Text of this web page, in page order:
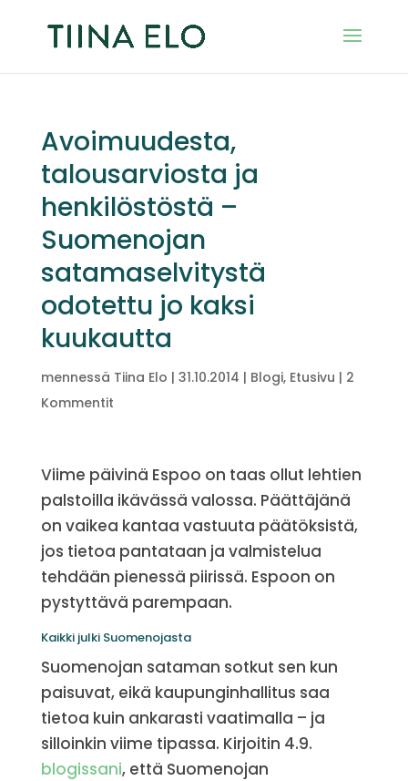
Avoimuudesta,
talousarviosta ja
henkilöstöstä –
Suomenojan
satamaselvitystä
odotettu jo kaksi
kuukautta
mennessä Tiina Elo | 31.10.2014 | Blogi, Etusivu | 2
Kommentit
Viime päivinä Espoo on taas ollut lehtien
palstoilla ikävässä valossa. Päättäjänä
on vaikea kantaa vastuuta päätöksistä,
jos tietoa pantataan ja valmistelua
tehdään pienessä piirissä. Espoon on
pystyttävä parempaan.
Kaikki julki Suomenojasta
Suomenojan sataman sotkut sen kun
paisuvat, eikä kaupunginhallitus saa
tietoa kuin ankarasti vaatimalla – ja
silloinkin viime tipassa. Kirjoitin 4.9.
blogissani, että Suomenojan